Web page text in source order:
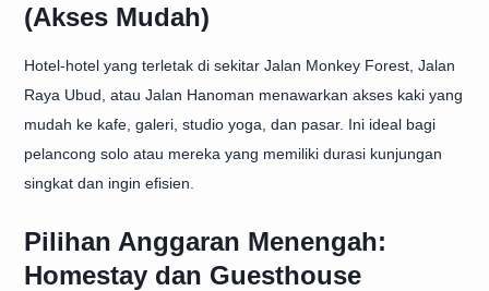
(Akses Mudah)
Hotel-hotel yang terletak di sekitar Jalan Monkey Forest, Jalan
Raya Ubud, atau Jalan Hanoman menawarkan akses kaki yang
mudah ke kafe, galeri, studio yoga, dan pasar. Ini ideal bagi
pelancong solo atau mereka yang memiliki durasi kunjungan
singkat dan ingin efisien.
Pilihan Anggaran Menengah:
Homestay dan Guesthouse